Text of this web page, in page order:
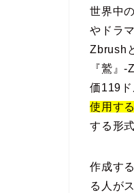
世界中
やドラ
Zbrush
『鷲』
価119
使用す
する形
作成す
る人が